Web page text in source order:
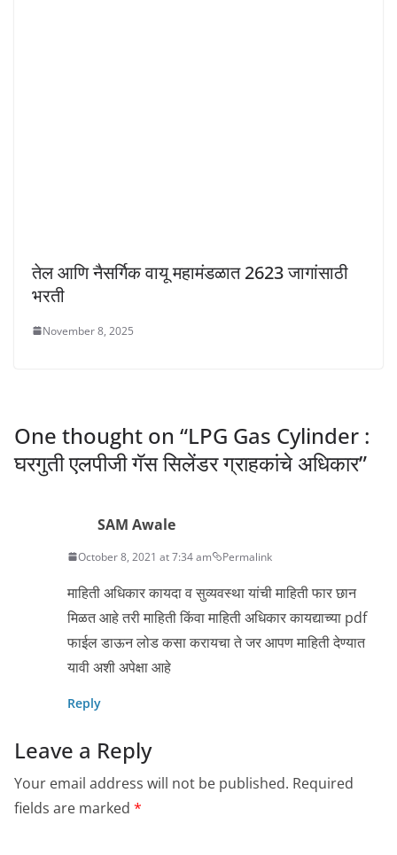
तेल आणि नैसर्गिक वायू महामंडळात 2623 जागांसाठी
भरती
November 8, 2025
One thought on “LPG Gas Cylinder :
घरगुती एलपीजी गॅस सिलेंडर ग्राहकांचे अधिकार”
SAM Awale
October 8, 2021 at 7:34 am Permalink
माहिती अधिकार कायदा व सुव्यवस्था यांची माहिती फार छान
मिळत आहे तरी माहिती किंवा माहिती अधिकार कायद्याच्या pdf
फाईल डाऊन लोड कसा करायचा ते जर आपण माहिती देण्यात
यावी अशी अपेक्षा आहे
Reply
Leave a Reply
Your email address will not be published. Required
fields are marked *